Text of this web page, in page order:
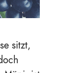
sitzt,